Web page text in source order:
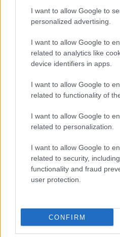
I want to allow Google to
personalized advertising.
I want to allow Google to
related to analytics like
device identifiers in apps.
I want to allow Google to
related to functionality of
I want to allow Google to
related to personalization.
I want to allow Google to
related to security,
functionality and fraud
user protection.
CONFIRM